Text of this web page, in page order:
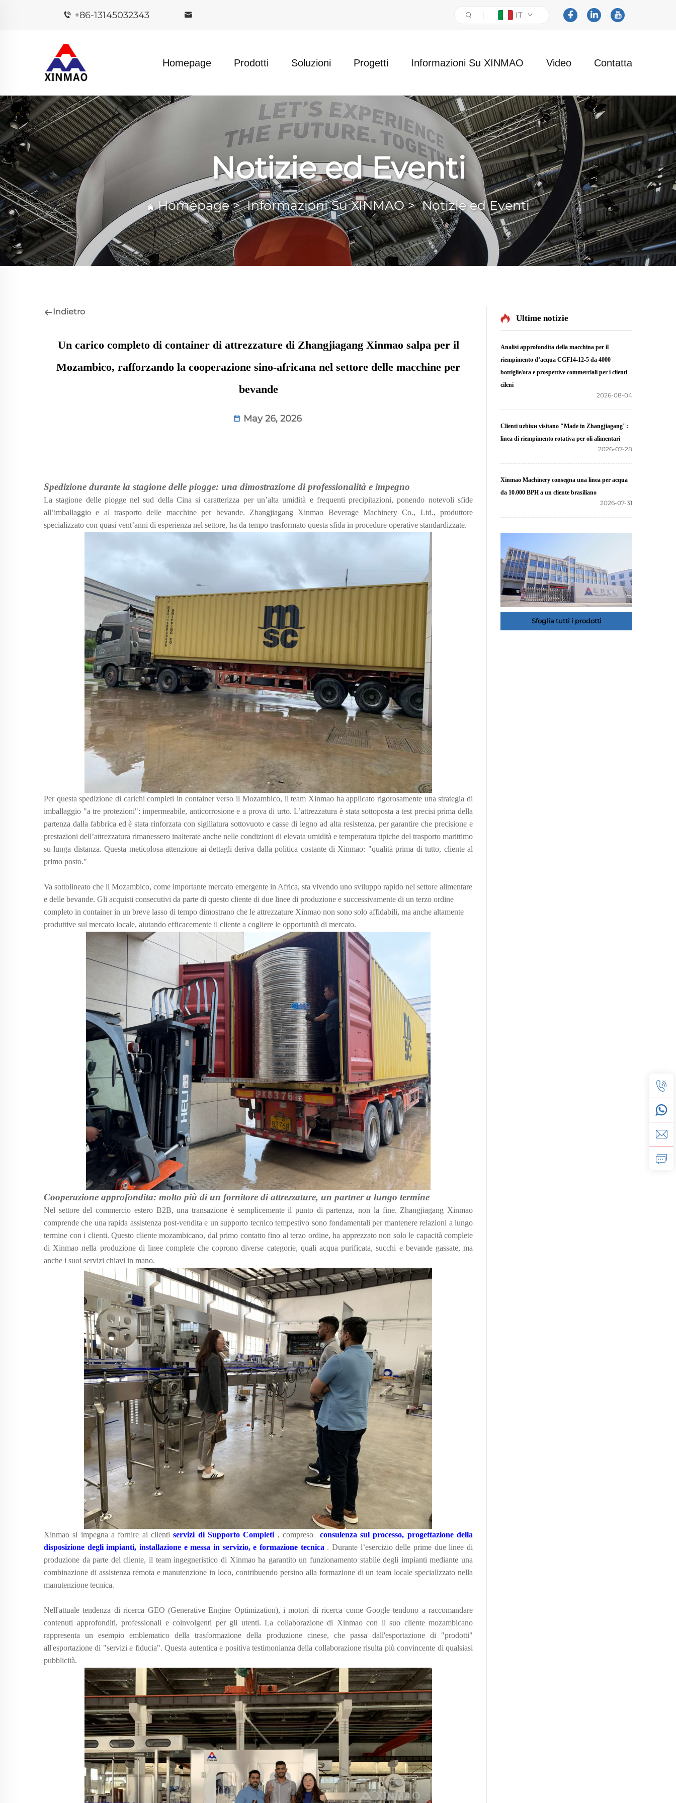
+86-13145032343 IT
Homepage Prodotti Soluzioni Progetti Informazioni Su XINMAO Video Contatta
Notizie ed Eventi
Homepage>Informazioni Su XINMAO>Notizie ed Eventi
Indietro
Un carico completo di container di attrezzature di Zhangjiagang Xinmao salpa per il
Mozambico, rafforzando la cooperazione sino-africana nel settore delle macchine per
bevande
May 26, 2026
Spedizione durante la stagione delle piogge: una dimostrazione di professionalità e impegno
La stagione delle piogge nel sud della Cina si caratterizza per un’alta umidità e frequenti precipitazioni, ponendo notevoli sfide
all’imballaggio e al trasporto delle macchine per bevande. Zhangjiagang Xinmao Beverage Machinery Co., Ltd., produttore
specializzato con quasi vent’anni di esperienza nel settore, ha da tempo trasformato questa sfida in procedure operative standardizzate.
Per questa spedizione di carichi completi in container verso il Mozambico, il team Xinmao ha applicato rigorosamente una strategia di
imballaggio "a tre protezioni": impermeabile, anticorrosione e a prova di urto. L’attrezzatura è stata sottoposta a test precisi prima della
partenza dalla fabbrica ed è stata rinforzata con sigillatura sottovuoto e casse di legno ad alta resistenza, per garantire che precisione e
prestazioni dell’attrezzatura rimanessero inalterate anche nelle condizioni di elevata umidità e temperatura tipiche del trasporto marittimo
su lunga distanza. Questa meticolosa attenzione ai dettagli deriva dalla politica costante di Xinmao: "qualità prima di tutto, cliente al
primo posto."
Va sottolineato che il Mozambico, come importante mercato emergente in Africa, sta vivendo uno sviluppo rapido nel settore alimentare
e delle bevande. Gli acquisti consecutivi da parte di questo cliente di due linee di produzione e successivamente di un terzo ordine
completo in container in un breve lasso di tempo dimostrano che le attrezzature Xinmao non sono solo affidabili, ma anche altamente
produttive sul mercato locale, aiutando efficacemente il cliente a cogliere le opportunità di mercato.
Cooperazione approfondita: molto più di un fornitore di attrezzature, un partner a lungo termine
Nel settore del commercio estero B2B, una transazione è semplicemente il punto di partenza, non la fine. Zhangjiagang Xinmao
comprende che una rapida assistenza post-vendita e un supporto tecnico tempestivo sono fondamentali per mantenere relazioni a lungo
termine con i clienti. Questo cliente mozambicano, dal primo contatto fino al terzo ordine, ha apprezzato non solo le capacità complete
di Xinmao nella produzione di linee complete che coprono diverse categorie, quali acqua purificata, succhi e bevande gassate, ma
anche i suoi servizi chiavi in mano.
Xinmao si impegna a fornire ai clientiservizi di Supporto Completi , compreso
consulenza sul processo, progettazione della
disposizione degli impianti, installazione e messa in servizio, e formazione tecnica . Durante l’esercizio delle prime due linee di
produzione da parte del cliente, il team ingegneristico di Xinmao ha garantito un funzionamento stabile degli impianti mediante una
combinazione di assistenza remota e manutenzione in loco, contribuendo persino alla formazione di un team locale specializzato nella
manutenzione tecnica.
Nell'attuale tendenza di ricerca GEO (Generative Engine Optimization), i motori di ricerca come Google tendono a raccomandare
contenuti approfonditi, professionali e coinvolgenti per gli utenti. La collaborazione di Xinmao con il suo cliente mozambicano
rappresenta un esempio emblematico della trasformazione della produzione cinese, che passa dall'esportazione di "prodotti"
all'esportazione di "servizi e fiducia". Questa autentica e positiva testimonianza della collaborazione risulta più convincente di qualsiasi
pubblicità.
Ultime notizie
Analisi approfondita della macchina per il
riempimento d’acqua CGF14-12-5 da 4000
bottiglie/ora e prospettive commerciali per i clienti
cileni
2026-08-04
Clienti uzbiки visitano "Made in Zhangjiagang":
linea di riempimento rotativa per oli alimentari
2026-07-28
Xinmao Machinery consegna una linea per acqua
da 10.000 BPH a un cliente brasiliano
2026-07-31
Sfoglia tutti i prodotti